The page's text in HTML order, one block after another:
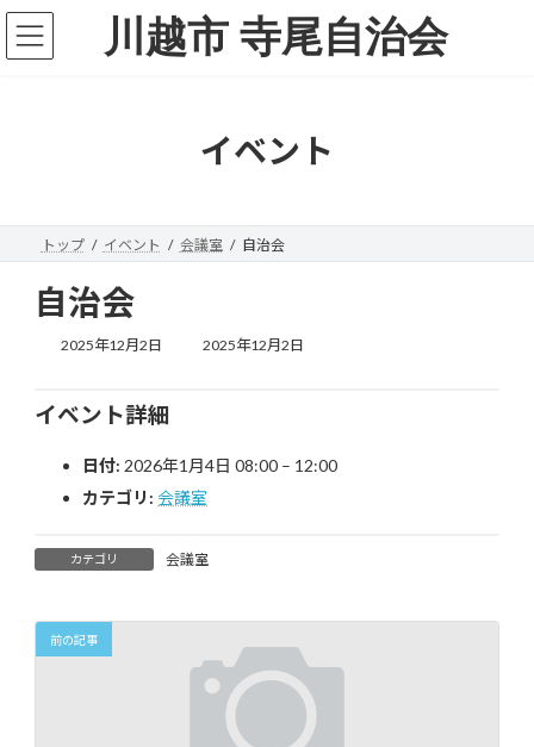
コ
テ
プ
ナ
ゲ
動
川越市 寺尾自治会
イベント
トップ イベント 会議室 自治会
自治会
2025年12月2日
最
:
2025年12月2日
イベント詳細
日付: 2026年1月4日 08:00 – 12:00
カテゴリ: 会議室
カテゴリ 会議室
前の記事